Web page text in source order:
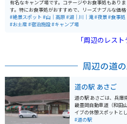
有名なキャンプ場です。コテージやお食事処もありま
す。特にお食事処がおすすめで、リーズナブルな価
定食が楽しめます。夏はゆるやかな滝で川遊びができる
ため、家族連れにもおすすめです。
#絶景スポット #山｜高原#湖｜川｜滝#夜景#食事処
#お土産#宿泊施設#キャンプ場
「周辺のレス
周辺の道
道の駅 あさご
道の駅 あさごは、兵庫
畿豊岡自動車道（和田
イブの休憩スポットとして人
を使ったレストランや
#道の駅